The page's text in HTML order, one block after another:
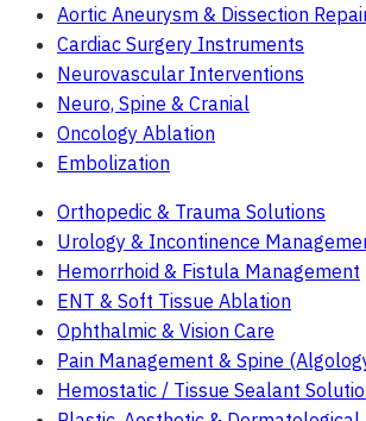
Aortic Aneurysm & Dissection
Cardiac Surgery Instruments
Neurovascular Interventions
Neuro, Spine & Cranial
Oncology Ablation
Embolization
Orthopedic & Trauma Solutions
Urology & Incontinence
Hemorrhoid & Fistula Management
ENT & Soft Tissue Ablation
Ophthalmic & Vision Care
Pain Management & Spine
Hemostatic / Tissue Sealant